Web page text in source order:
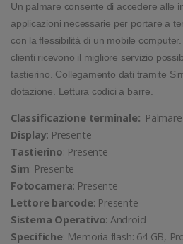
Un palmare consente di accedere alle
applicazioni necessarie per portare a
con la flessibilità di un mobile
clienti ricevono il migliore servizio
tastierino. Collegamento dati tramite
dotazione. Lettura codici a barre.
Classificazione terminale:: Palmare
Display: Presente
Tastierino: Presente
Sim: Presente
Fotocamera: Presente
Lettore barcode: Presente
Sistema Operativo: Android
Specifiche: Memoria flash: 64 GB,